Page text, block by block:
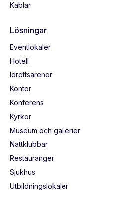
Kablar
Lösningar
Eventlokaler
Hotell
Idrottsarenor
Kontor
Konferens
Kyrkor
Museum och gallerier
Nattklubbar
Restauranger
Sjukhus
Utbildningslokaler